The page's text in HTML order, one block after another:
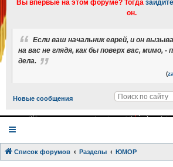
Вы впервые на этом форуме? Тогда
он.
Если ваш начальник еврей, и он
на вас не глядя, как бы поверх вас, мимо, -
дела.
(
Новые сообщения
Список форумов Разделы ЮМОР